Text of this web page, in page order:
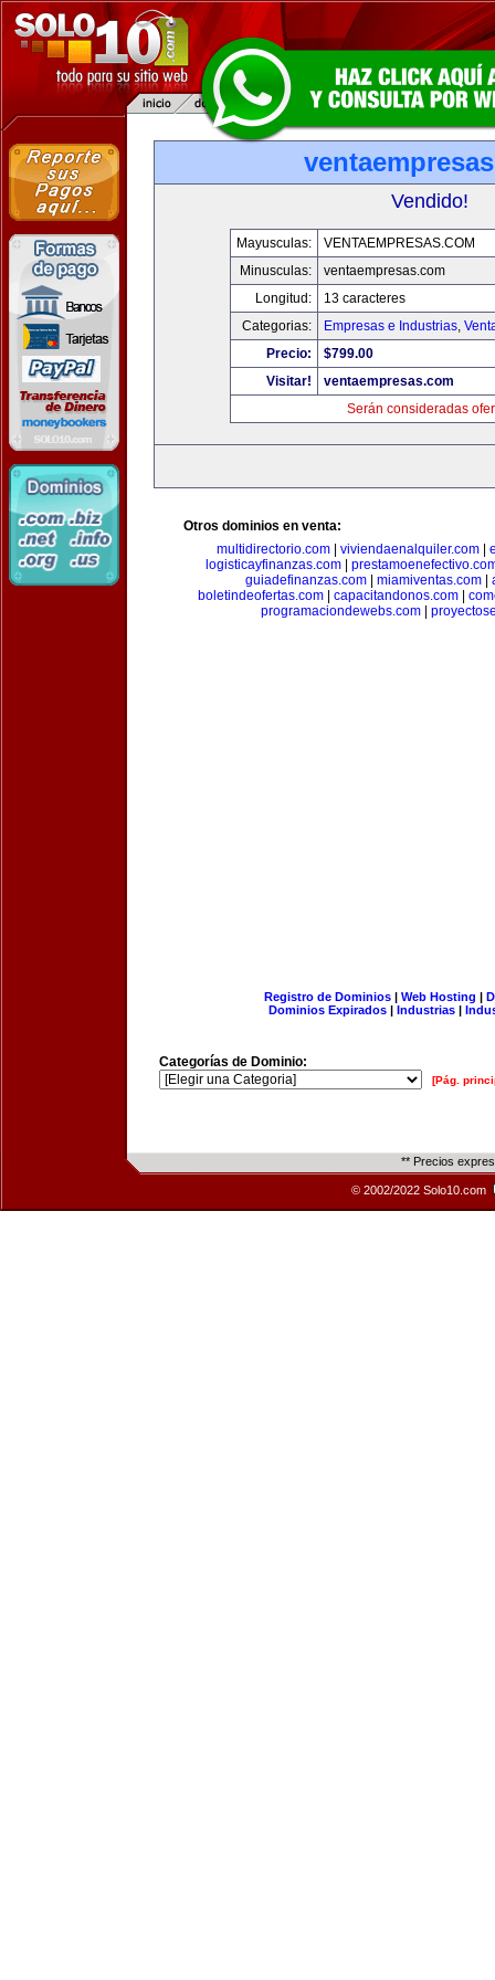
Vendido!
Mayusculas:
VENTAEMPRESAS.COM
Minusculas:
ventaempresas.com
Longitud:
13 caracteres
Categorias:
Empresas e Industrias,
Precio:
$799.00
Visitar!
ventaempresas.com
Serán consideradas
Otros dominios en venta:
multidirectorio.com| viviendaenalquiler.com|
logisticayfinanzas.com|
guiadefinanzas.com
miamiventas.com
boletindeofertas.com| capacitandonos.com|
programaciondewebs.com|
Registro de Dominios| Web Hosting |
Dominios Expirados | Industrias |
Categorías de Dominio:
[Pág.
** Precios
© 2002/2022 Solo10.com